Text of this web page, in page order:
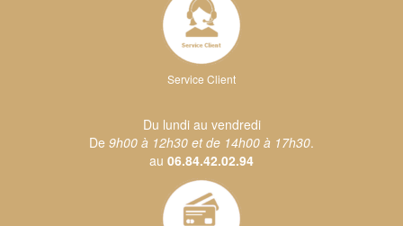
Service Client
Du lundi au vendredi
De 9h00 à 12h30 et de 14h00 à 17h30.
au 06.84.42.02.94